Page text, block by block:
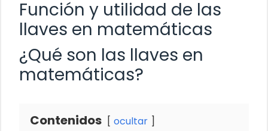
Función y utilidad de las
llaves en matemáticas
¿Qué son las llaves en
matemáticas?
Contenidos ocultar